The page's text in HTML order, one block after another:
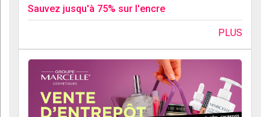
Sauvez jusqu'à 75% sur l'encre
PLUS